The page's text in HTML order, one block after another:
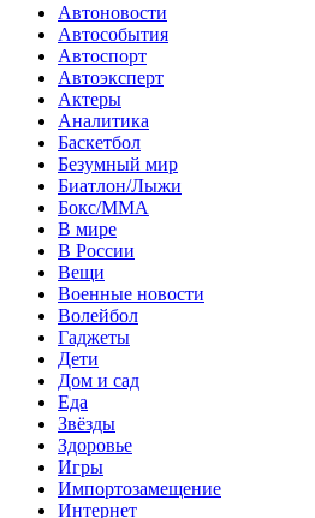
Автоновости
Автособытия
Автоспорт
Автоэксперт
Актеры
Аналитика
Баскетбол
Безумный мир
Биатлон/Лыжи
Бокс/MMA
В мире
В России
Вещи
Военные новости
Волейбол
Гаджеты
Дети
Дом и сад
Еда
Звёзды
Здоровье
Игры
Импортозамещение
Интернет